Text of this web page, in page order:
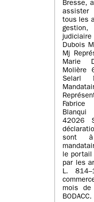
Bresse,
assister
tous les
Dubois
Mj
Marie
Molière
Selarl
42026
sont
le portail
par les
L.
mois de
BODACC.